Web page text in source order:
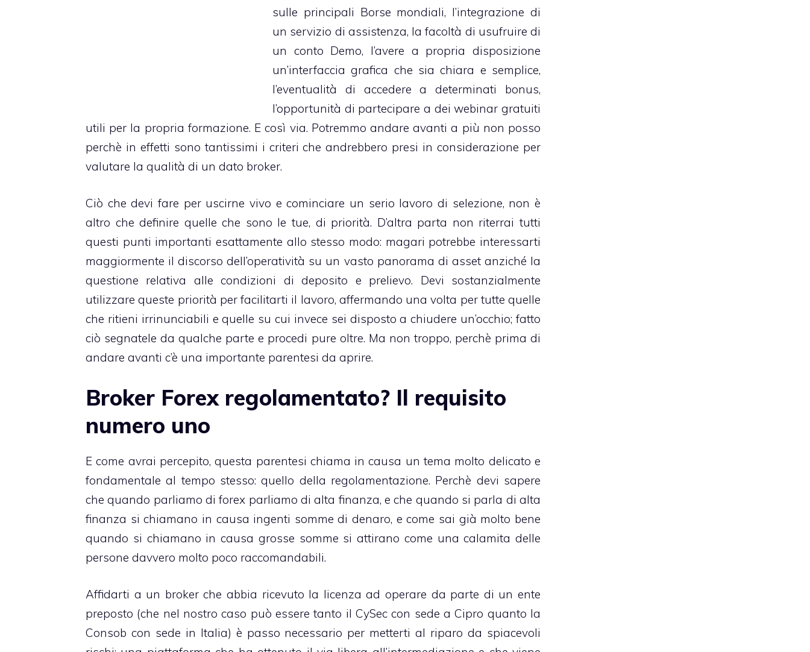
sulle principali Borse mondiali, l’integrazione di
un servizio di assistenza, la facoltà di usufruire di
un conto Demo, l’avere a propria disposizione
un’interfaccia grafica che sia chiara e semplice,
l’eventualità di accedere a determinati bonus,
l’opportunità di partecipare a dei webinar gratuiti
utili per la propria formazione. E così via. Potremmo andare avanti a più non posso
perchè in effetti sono tantissimi i criteri che andrebbero presi in considerazione per
valutare la qualità di un dato broker.
Ciò che devi fare per uscirne vivo e cominciare un serio lavoro di selezione, non è
altro che definire quelle che sono le tue, di priorità. D’altra parta non riterrai tutti
questi punti importanti esattamente allo stesso modo: magari potrebbe interessarti
maggiormente il discorso dell’operatività su un vasto panorama di asset anziché la
questione relativa alle condizioni di deposito e prelievo. Devi sostanzialmente
utilizzare queste priorità per facilitarti il lavoro, affermando una volta per tutte quelle
che ritieni irrinunciabili e quelle su cui invece sei disposto a chiudere un’occhio; fatto
ciò segnatele da qualche parte e procedi pure oltre. Ma non troppo, perchè prima di
andare avanti c’è una importante parentesi da aprire.
Broker Forex regolamentato? Il requisito
numero uno
E come avrai percepito, questa parentesi chiama in causa un tema molto delicato e
fondamentale al tempo stesso: quello della regolamentazione. Perchè devi sapere
chequando parliamo di forex parliamo di alta finanza, e che quando si parla di alta
finanza si chiamano in causa ingenti somme di denaro, e come sai già molto bene
quando si chiamano in causa grosse somme si attirano come una calamita delle
persone davvero molto poco raccomandabili.
Affidarti a un broker che abbia ricevuto la licenza ad operare da parte di un ente
preposto (che nel nostro caso può essere tanto il CySec con sede a Cipro quanto la
Consob con sede in Italia) è passo necessario per metterti al riparo da spiacevoli